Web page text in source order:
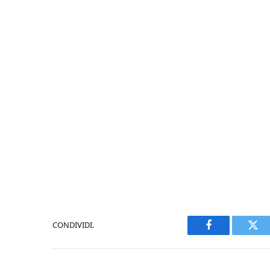
CONDIVIDI.
Facebook